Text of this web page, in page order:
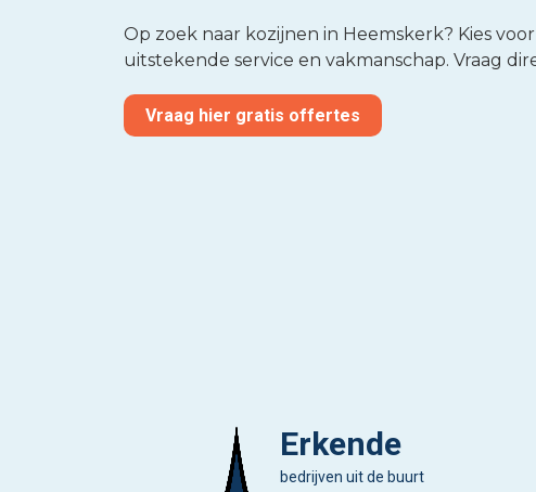
Op zoek naar kozijnen in Heemskerk? Kies
uitstekende service en vakmanschap. Vraag
Vraag hier gratis offertes
Erkende
bedrijven uit de buurt